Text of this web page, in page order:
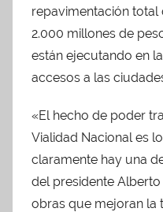
repavimentación total
2.000 millones de
están ejecutando en
accesos a las
«El hecho de poder
Vialidad Nacional es
claramente hay una
del presidente
obras que mejoran la